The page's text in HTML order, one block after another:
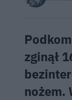
zginął
nożem.